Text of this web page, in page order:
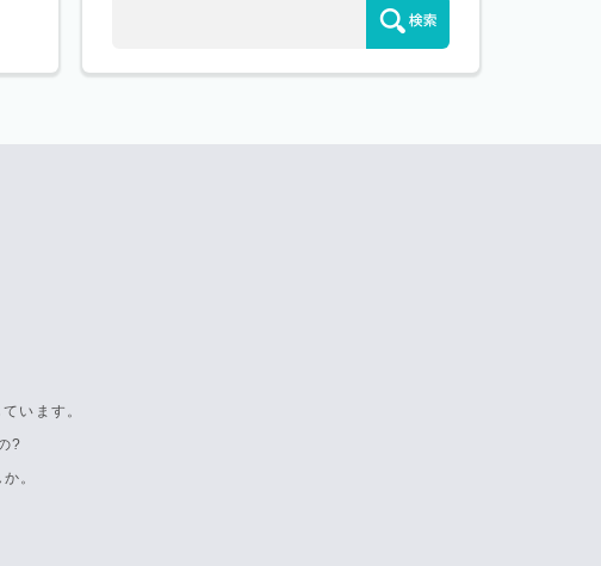
います。
?
。